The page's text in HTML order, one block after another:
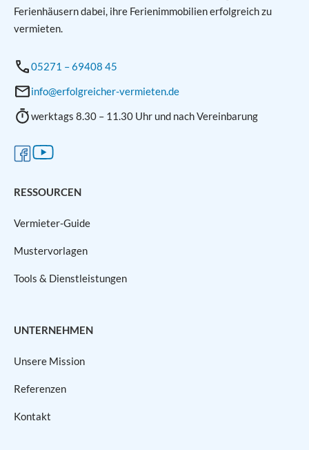
Ferienhäusern dabei, ihre Ferienimmobilien erfolgreich zu
vermieten.
05271 – 69408 45
info@erfolgreicher-vermieten.de
werktags 8.30 – 11.30 Uhr und nach Vereinbarung
RESSOURCEN
Vermieter-Guide
Mustervorlagen
Tools & Dienstleistungen
UNTERNEHMEN
Unsere Mission
Referenzen
Kontakt